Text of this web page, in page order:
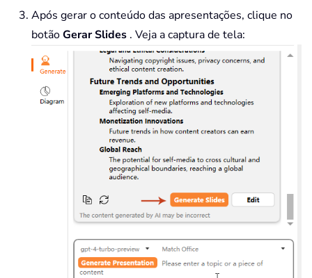
Após gerar o conteúdo das apresentações, clique no
botãoGerar Slides . Veja a captura de tela: